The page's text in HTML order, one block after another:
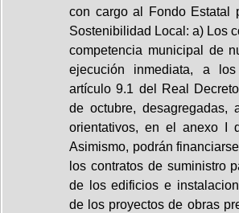
con cargo al Fondo Estatal
Sostenibilidad Local: a) Los
competencia municipal de
ejecución inmediata, a
artículo 9.1 del Real
de octubre, desagregadas,
orientativos, en el anexo I
Asimismo, podrán
los contratos de suministro
de los edificios e
de los proyectos de obras